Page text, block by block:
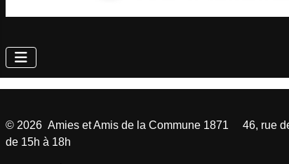
© 2026 Amies et Amis de la Commune 1871 46, rue
de 15h à 18h